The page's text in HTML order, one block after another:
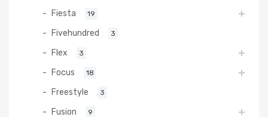
Fiesta 19
Fivehundred 3
Flex 3
Focus 18
Freestyle 3
Fusion 9